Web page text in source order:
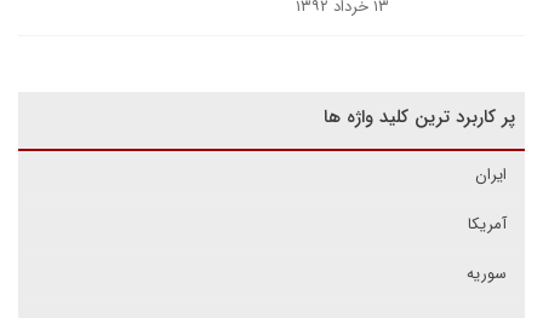
۱۳ خرداد ۱۳۹۲
پر کاربرد ترین کلید واژه ها
ایران
آمریکا
سوریه